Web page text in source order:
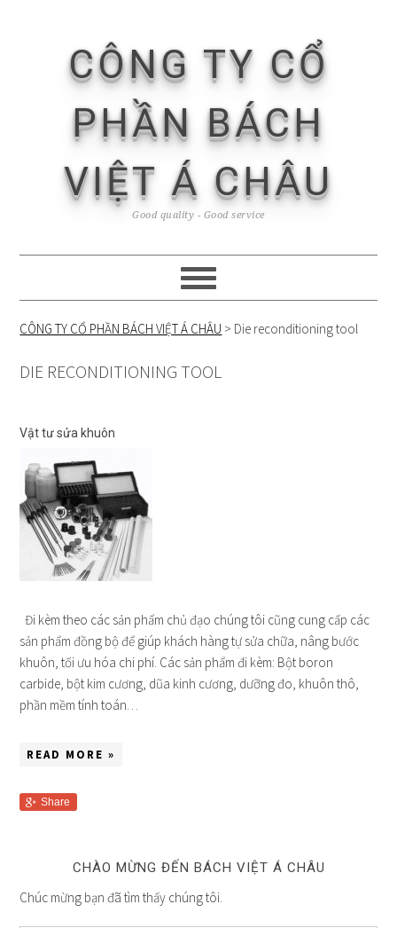
navigationCÔNG TY CỔ
PHẦN BÁCH
VIỆT Á CHÂU
Good quality - Good service
CÔNG TY CỔ PHẦN BÁCH VIỆT Á CHÂU > Die reconditioning tool
DIE RECONDITIONING TOOL
Vật tư sửa khuôn
Đi kèm theo các sản phẩm chủ đạo chúng tôi cũng cung cấp các
sản phẩm đồng bộ để giúp khách hàng tự sửa chữa, nâng bước
khuôn, tối ưu hóa chi phí. Các sản phẩm đi kèm: Bột boron
carbide, bột kim cương, dũa kinh cương, dưỡng đo, khuôn thô,
phần mềm tính toán…
READ MORE »
Share
CHÀO MỪNG ĐẾN BÁCH VIỆT Á CHÂU
Chúc mừng bạn đã tìm thấy chúng tôi.